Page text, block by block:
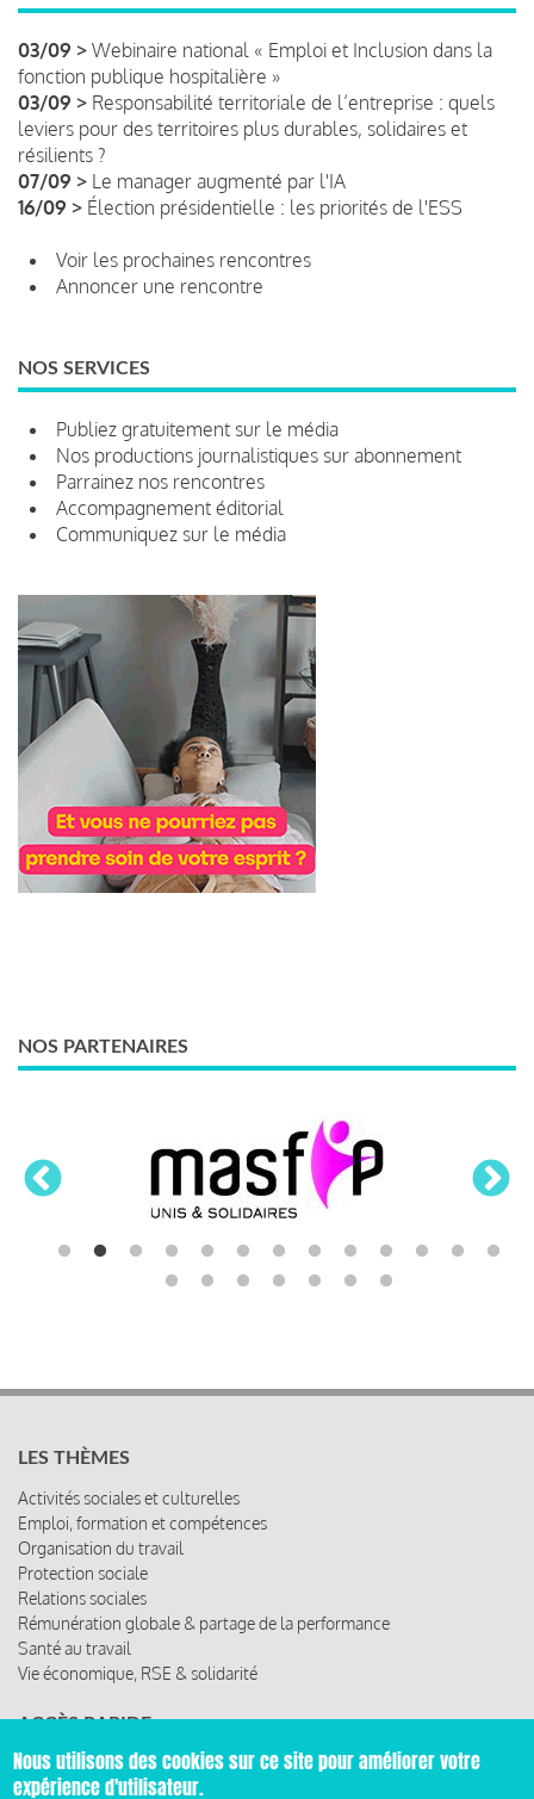
03/09 > Webinaire national « Emploi et Inclusion dans la
fonction publique hospitalière »
03/09 > Responsabilité territoriale de l’entreprise : quels
leviers pour des territoires plus durables, solidaires et
résilients ?
07/09 > Le manager augmenté par l'IA
16/09 > Élection présidentielle : les priorités de l'ESS
Voir les prochaines rencontres
Annoncer une rencontre
NOS SERVICES
Publiez gratuitement sur le média
Nos productions journalistiques sur abonnement
Parrainez nos rencontres
Accompagnement éditorial
Communiquez sur le média
NOS PARTENAIRES
LES THÈMES
Activités sociales et culturelles
Emploi, formation et compétences
Organisation du travail
Protection sociale
Relations sociales
Rémunération globale & partage de la performance
Santé au travail
Vie économique, RSE & solidarité
ACCÈS RAPIDE
Les abonnements
Les rencontres
Nous utilisons des cookies sur ce site pour améliorer votre
expérience d'utilisateur.